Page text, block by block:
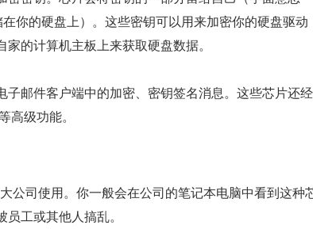
你的硬盘上）。这些密钥可以用来加密你的硬盘驱动
的计算机主板上来获取硬盘数据。
邮件客户端中的加密、密钥签名消息。这些芯片还经
级功能。
公司使用。你一般会在公司的笔记本电脑中看到这种
工或其他人搞乱。